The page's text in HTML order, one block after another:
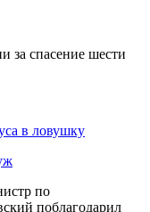
в ловушку
по
поблагодарил